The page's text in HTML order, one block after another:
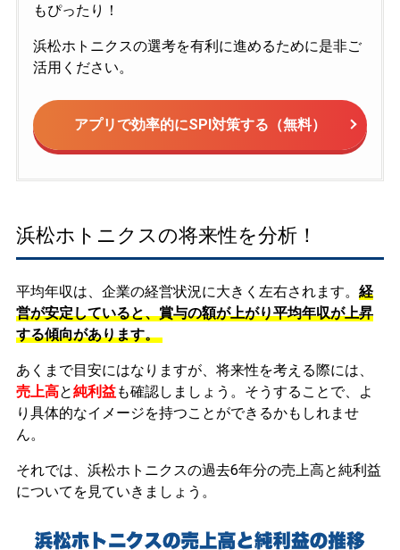
もぴったり！
浜松ホトニクスの選考を有利に進めるために是非ご
活用ください。
アプリで効率的にSPI対策する（無料）
浜松ホトニクスの将来性を分析！
平均年収は、企業の経営状況に大きく左右されます。 経
営が安定していると、賞与の額が上がり平均年収が上昇
する傾向があります。
あくまで目安にはなりますが、将来性を考える際には、
売上高と純利益も確認しましょう。そうすることで、よ
り具体的なイメージを持つことができるかもしれませ
ん。
それでは、浜松ホトニクスの過去6年分の売上高と純利益
についてを見ていきましょう。